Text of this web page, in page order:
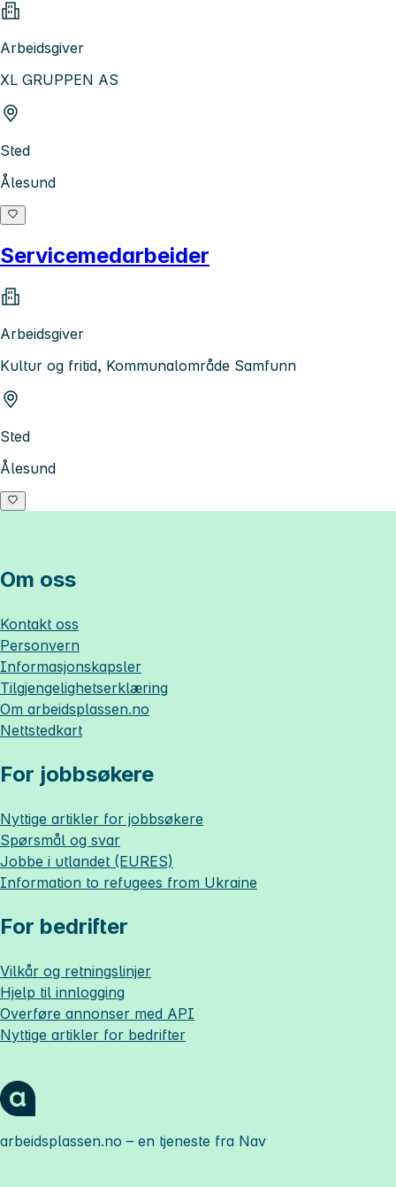
Arbeidsgiver
XL GRUPPEN AS
Sted
Ålesund
Servicemedarbeider
Arbeidsgiver
Kultur og fritid, Kommunalområde Samfunn
Sted
Ålesund
Om oss
Kontakt oss
Personvern
Informasjonskapsler
Tilgjengelighetserklæring
Om arbeidsplassen.no
Nettstedkart
For jobbsøkere
Nyttige artikler for jobbsøkere
Spørsmål og svar
Jobbe i utlandet (EURES)
Information to refugees from Ukraine
For bedrifter
Vilkår og retningslinjer
Hjelp til innlogging
Overføre annonser med API
Nyttige artikler for bedrifter
arbeidsplassen.no – en tjeneste fra Nav